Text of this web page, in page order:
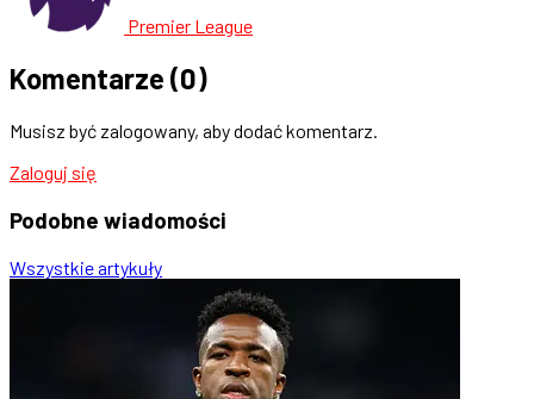
Premier League
Komentarze (0)
Musisz być zalogowany, aby dodać komentarz.
Zaloguj się
Podobne wiadomości
Wszystkie artykuły